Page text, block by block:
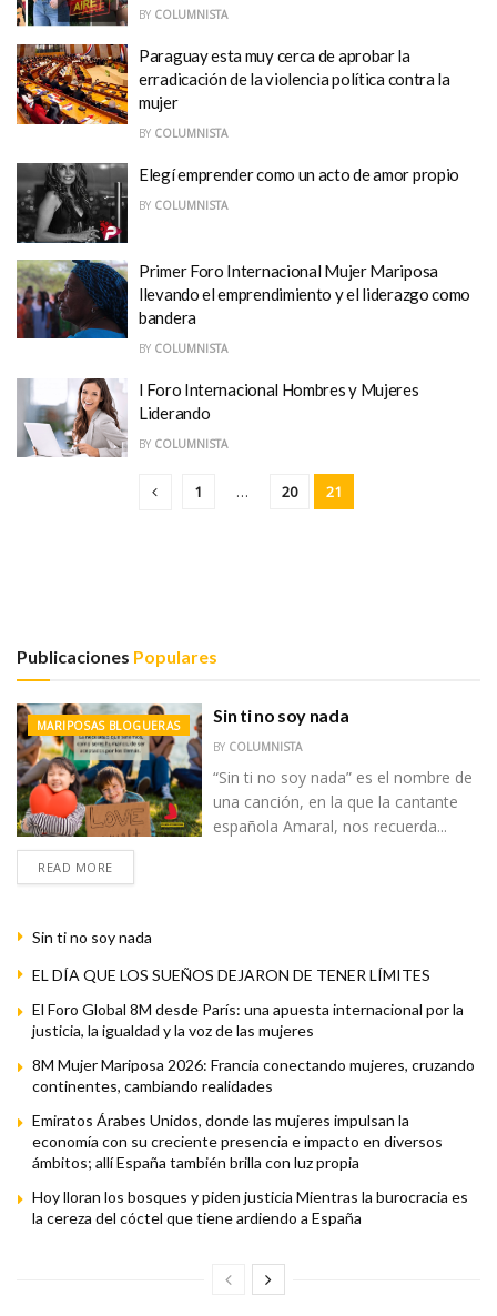
BY COLUMNISTA
Paraguay esta muy cerca de aprobar la
erradicación de la violencia política contra la
mujer
BY COLUMNISTA
Elegí emprender como un acto de amor propio
BY COLUMNISTA
Primer Foro Internacional Mujer Mariposa
llevando el emprendimiento y el liderazgo como
bandera
BY COLUMNISTA
I Foro Internacional Hombres y Mujeres
Liderando
BY COLUMNISTA
1 … 20 21
Publicaciones Populares
MARIPOSAS BLOGUERAS Sin ti no soy nada
BY COLUMNISTA
“Sin ti no soy nada” es el nombre de
una canción, en la que la cantante
española Amaral, nos recuerda...
READ MORE
Sin ti no soy nada
EL DÍA QUE LOS SUEÑOS DEJARON DE TENER LÍMITES
El Foro Global 8M desde París: una apuesta internacional por la
justicia, la igualdad y la voz de las mujeres
8M Mujer Mariposa 2026: Francia conectando mujeres, cruzando
continentes, cambiando realidades
Emiratos Árabes Unidos, donde las mujeres impulsan la
economía con su creciente presencia e impacto en diversos
ámbitos; allí España también brilla con luz propia
Hoy lloran los bosques y piden justicia Mientras la burocracia es
la cereza del cóctel que tiene ardiendo a España